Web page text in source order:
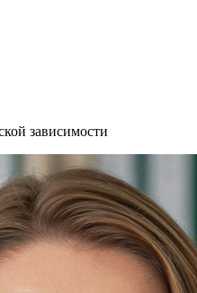
зависимости